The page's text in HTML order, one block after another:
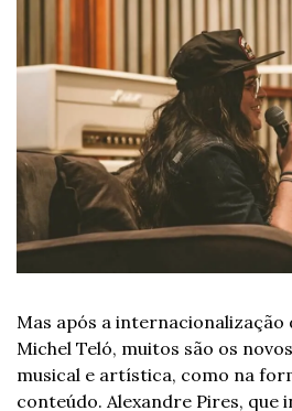
Mas após a internacionalização
Michel Teló, muitos são os
musical e artística, como na
conteúdo. Alexandre Pires, que